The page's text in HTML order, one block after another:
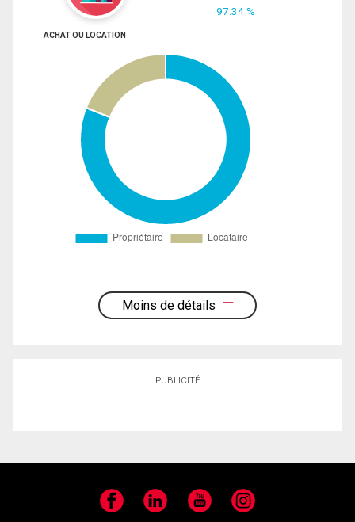
97.34 %
ACHAT OU LOCATION
Moins de détails
PUBLICITÉ
Facebook LinkedIn YouTube Instagram